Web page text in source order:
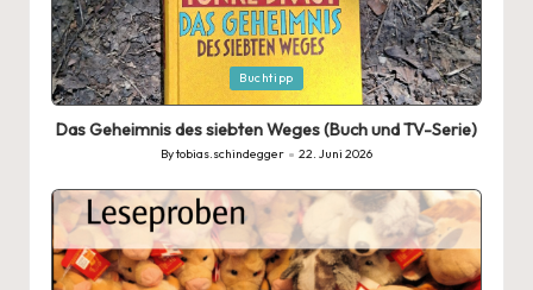
Posted
in
Buchtipp
Das Geheimnis des siebten Weges (Buch und TV-Serie)
Posted
Bytobias.schindegger 22. Juni 2026